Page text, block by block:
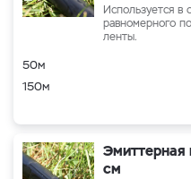
Используется в
равномерного
ленты.
50м
150м
Эмиттерная
см